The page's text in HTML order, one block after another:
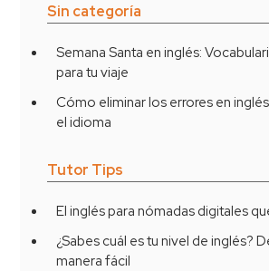
Sin categoría
Semana Santa en inglés: Vocabulario esencial
para tu viaje
Cómo eliminar los errores en inglés para dominar
el idioma
Tutor Tips
El inglés para nómadas digitales
¿Sabes cuál es tu nivel de inglés? Descúbrelo de
manera fácil